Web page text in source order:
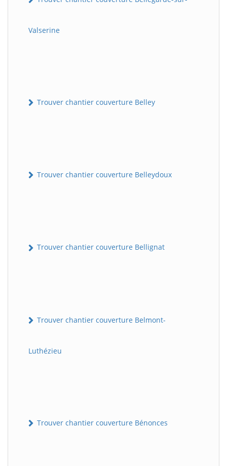
Valserine
Trouver chantier couverture Belley
Trouver chantier couverture Belleydoux
Trouver chantier couverture Bellignat
Trouver chantier couverture Belmont-
Luthézieu
Trouver chantier couverture Bénonces